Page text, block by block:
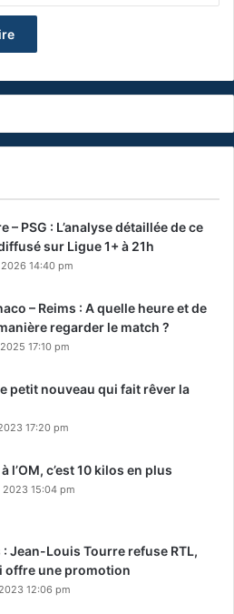
– PSG : L’analyse détaillée de ce
sur Ligue 1+ à 21h
14:40 pm
– Reims : A quelle heure et de
regarder le match ?
17:10 pm
petit nouveau qui fait rêver la
17:20 pm
l’OM, c’est 10 kilos en plus
2023 15:04 pm
: Jean-Louis Tourre refuse RTL,
offre une promotion
12:06 pm